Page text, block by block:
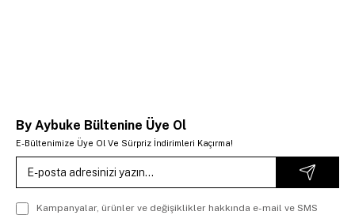
By Aybuke Bültenine Üye Ol
E-Bültenimize Üye Ol Ve Sürpriz İndirimleri Kaçırma!
Kampanyalar, ürünler ve değişiklikler hakkında e-mail ve SMS